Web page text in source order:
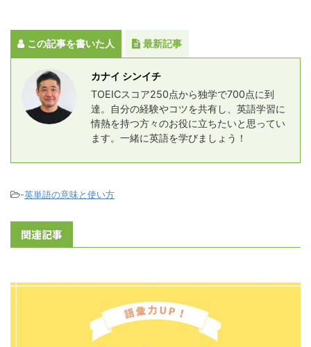
この記事を書いた人 最新記事
カナイ シンイチ
TOEICスコア250点から独学で700点に到
達。自分の経験やコツを共有し、英語学習に
情熱を持つ方々のお役に立ちたいと思ってい
ます。一緒に英語を学びましょう！
-英単語の意味と使い方
関連記事